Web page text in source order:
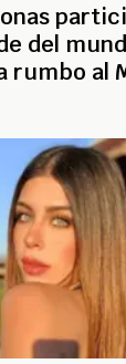
del
rumbo al